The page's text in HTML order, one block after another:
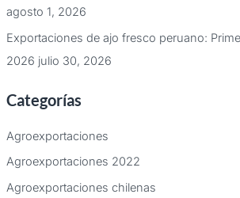
agosto 1, 2026
Exportaciones de ajo fresco peruano:
2026 julio 30, 2026
Categorías
Agroexportaciones
Agroexportaciones 2022
Agroexportaciones chilenas